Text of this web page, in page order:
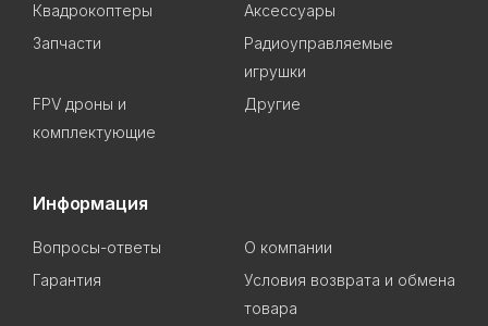
Квадрокоптеры
Аксессуары
Запчасти
Радиоуправляемые
игрушки
FPV дроны и
комплектующие
Другие
Информация
Вопросы-ответы
О компании
Гарантия
Условия возврата и обмена
товара